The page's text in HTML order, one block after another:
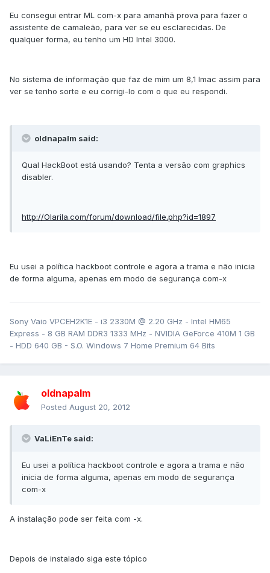
Eu consegui entrar ML com-x para amanhã prova para fazer o
assistente de camaleão, para ver se eu esclarecidas. De
qualquer forma, eu tenho um HD Intel 3000.
No sistema de informação que faz de mim um 8,1 Imac assim para
ver se tenho sorte e eu corrigi-lo com o que eu respondi.
oldnapalm said:
Qual HackBoot está usando? Tenta a versão com graphics
disabler.
http://Olarila.com/forum/download/file.php?id=1897
Eu usei a política hackboot controle e agora a trama e não inicia
de forma alguma, apenas em modo de segurança com-x
Sony Vaio VPCEH2K1E - i3 2330M @ 2.20 GHz - Intel HM65
Express - 8 GB RAM DDR3 1333 MHz - NVIDIA GeForce 410M 1 GB
- HDD 640 GB - S.O. Windows 7 Home Premium 64 Bits
oldnapalm
Posted August 20, 2012
VaLiEnTe said:
Eu usei a política hackboot controle e agora a trama e não
inicia de forma alguma, apenas em modo de segurança
com-x
A instalação pode ser feita com -x.
Depois de instalado siga este tópico